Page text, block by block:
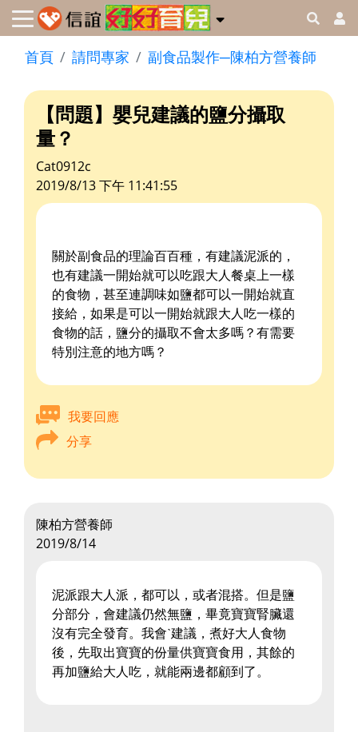
首頁 請問專家 副食品製作─陳柏方營養師
【問題】嬰兒建議的鹽分攝取
量？
Cat0912c
2019/8/13 下午 11:41:55
關於副食品的理論百百種，有建議泥派的，
也有建議一開始就可以吃跟大人餐桌上一樣
的食物，甚至連調味如鹽都可以一開始就直
接給，如果是可以一開始就跟大人吃一樣的
食物的話，鹽分的攝取不會太多嗎？有需要
特別注意的地方嗎？
我要回應
分享
陳柏方營養師
2019/8/14
泥派跟大人派，都可以，或者混搭。但是鹽
分部分，會建議仍然無鹽，畢竟寶寶腎臟還
沒有完全發育。我會ˋ建議，煮好大人食物
後，先取出寶寶的份量供寶寶食用，其餘的
再加鹽給大人吃，就能兩邊都顧到了。